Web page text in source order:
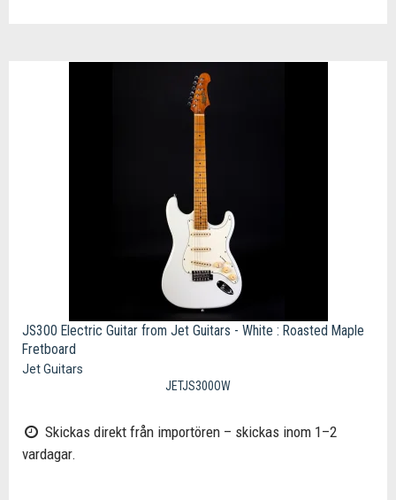
JS300 Electric Guitar from Jet Guitars - White : Roasted Maple
Fretboard
Jet Guitars
JETJS300OW
Skickas direkt från importören – skickas inom 1–2
vardagar.